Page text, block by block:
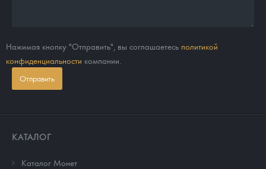
Нажимая кнопку "Отправить", вы соглашаетесь политикой
конфиденциальности компании.
Отправить
КАТАЛОГ
Каталог Монет